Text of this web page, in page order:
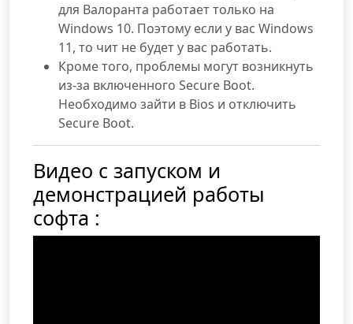
для Валоранта работает только на
Windows 10. Поэтому если у вас Windows
11, то чит не будет у вас работать.
Кроме того, проблемы могут возникнуть
из-за включенного Secure Boot.
Необходимо зайти в Bios и отключить
Secure Boot.
Видео с запуском и
демонстрацией работы
софта :